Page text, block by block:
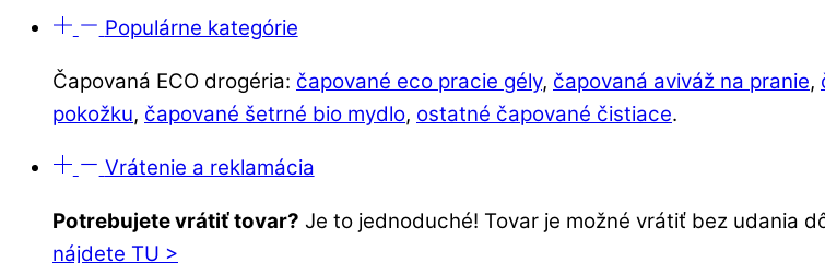
Populárne kategórie
Čapovaná ECO drogéria: čapované eco pracie gély, čapovaná aviváž na pranie,
pokožku, čapované šetrné bio mydlo, ostatné čapované čistiace.
Vrátenie a reklamácia
Potrebujete vrátiť tovar? Je to jednoduché! Tovar je možné vrátiť bez udania
nájdete TU >